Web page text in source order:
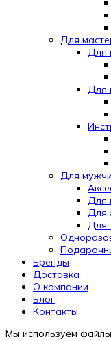
Для
Для
Для
Для
Для
Для
Для
Hierarchic
Categories
Menu
Version
Бренды
Доставка
О компании
Блог
Контакты
Мы используем